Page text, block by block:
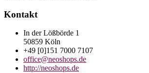
Kontakt
In der Lößbörde 1
50859 Köln
+49 [0]151 7000 7107
office@neoshops.de
http://neoshops.de